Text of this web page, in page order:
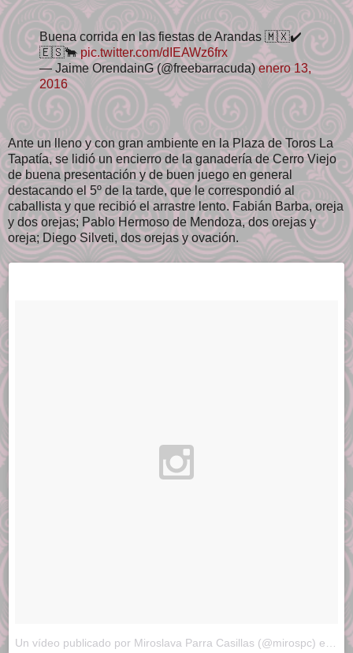
Buena corrida en las fiestas de Arandas 🇲🇽✔️
🇪🇸🐂pic.twitter.com/dIEAWz6frx
— Jaime OrendainG (@freebarracuda)enero 13,
2016
Ante un lleno y con gran ambiente en la Plaza de Toros La
Tapatía, se lidió un encierro de la ganadería de Cerro Viejo
de buena presentación y de buen juego en general
destacando el 5º de la tarde, que le correspondió al
caballista y que recibió el arrastre lento. Fabián Barba, oreja
y dos orejas; Pablo Hermoso de Mendoza, dos orejas y
oreja; Diego Silveti, dos orejas y ovación.
Un vídeo publicado por Miroslava Parra Casillas (@mirospc) el 13